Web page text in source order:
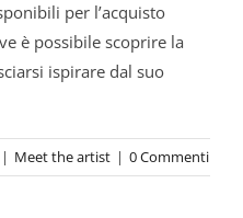
per l’acquisto
è possibile scoprire la
ispirare dal suo
| Meet the artist | 0 Commenti